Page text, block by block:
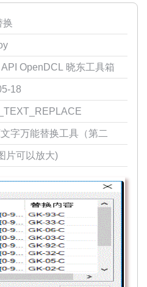
换
OpenDCL 晓东工具箱
18
字万能替换工具（第二
片可以放大)